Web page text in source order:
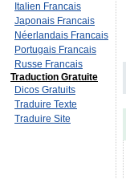
Italien Francais
Japonais Francais
Néerlandais Francais
Portugais Francais
Russe Francais
Traduction Gratuite
Dicos Gratuits
Traduire Texte
Traduire Site